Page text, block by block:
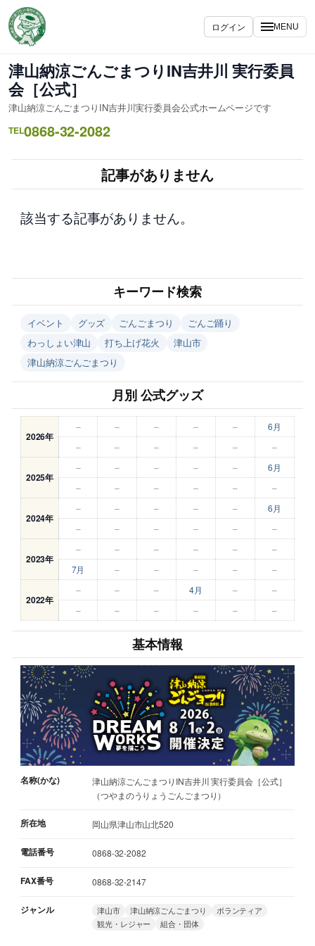
容
を
ス
キ
ッ
プ
ログイン MENU
津山納涼ごんごまつりIN吉井川 実行委員
会［公式］
津山納涼ごんごまつりIN吉井川実行委員会公式ホームページです
TEL0868-32-2082
記事がありません
該当する記事がありません。
キーワード検索
イベント グッズ ごんごまつり
ごんご踊り
わっしょい津山
打ち上げ花火
津山市
津山納涼ごんごまつり
月別 公式グッズ
2026年
– – – – –
6月
–
– – – – –
2025年
– – – – –
6月
–
– – – – –
2024年
– – – – –
6月
–
– – – – –
2023年
– – – – –
–
7月
– – – – –
2022年
– – – 4月 –
–
–
– – – – –
基本情報
名称(かな)
津山納涼ごんごまつりIN吉井川 実行委員会［公式］
（つやまのうりょうごんごまつり）
所在地 岡山県津山市山北520
電話番号 0868-32-2082
FAX番号 0868-32-2147
ジャンル 津山市 津山納涼ごんごまつり
ボランティア
観光・レジャー
組合・団体